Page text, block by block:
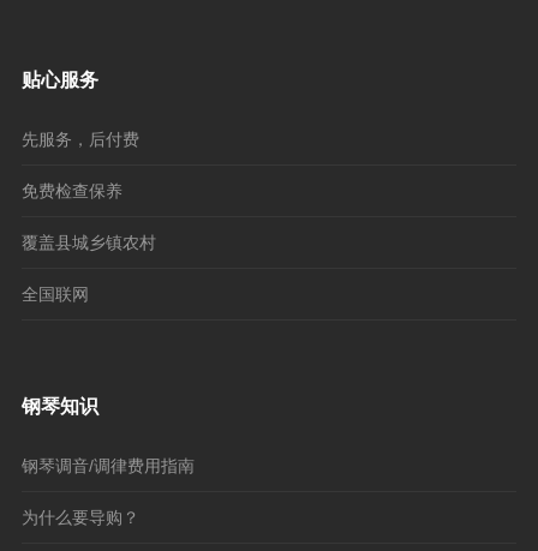
贴心服务
先服务，后付费
免费检查保养
覆盖县城乡镇农村
全国联网
钢琴知识
钢琴调音/调律费用指南
为什么要导购？